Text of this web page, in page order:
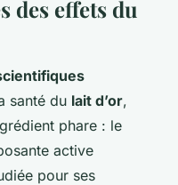
des effets du
santé du lait d’or,
phare : le
active
pour ses